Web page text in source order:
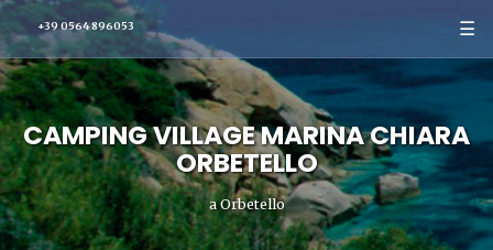
+39 0564 896053 ☰
CAMPING VILLAGE MARINA CHIARA
ORBETELLO
a Orbetello